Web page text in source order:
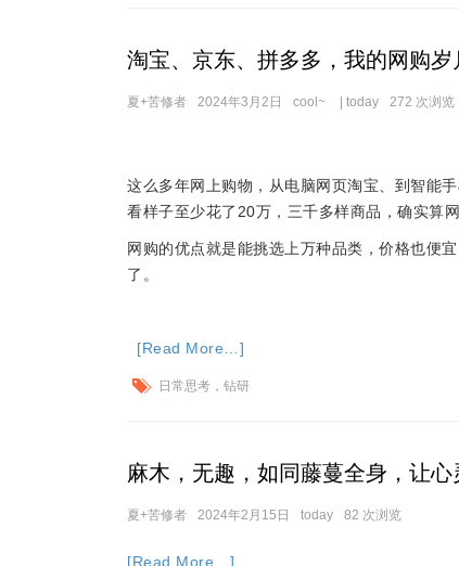
淘宝、京东、拼多多，我的网购岁
夏+苦修者 2024年3月2日 cool~ today 272 次浏览
这么多年网上购物，从电脑网页淘宝、到智能
看样子至少花了20万，三千多样商品，确实算网
网购的优点就是能挑选上万种品类，价格也便
了。
[Read More…]
日常思考，钻研
麻木，无趣，如同藤蔓全身，让
夏+苦修者 2024年2月15日 today 82 次浏览
[Read More…]